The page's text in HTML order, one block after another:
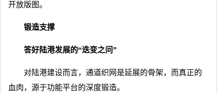
开放版图。
锻造支撑
答好陆港发展的“迭变之问”
对陆港建设而言，通道织网是延展的骨架，而真正的
血肉，源于功能平台的深度锻造。